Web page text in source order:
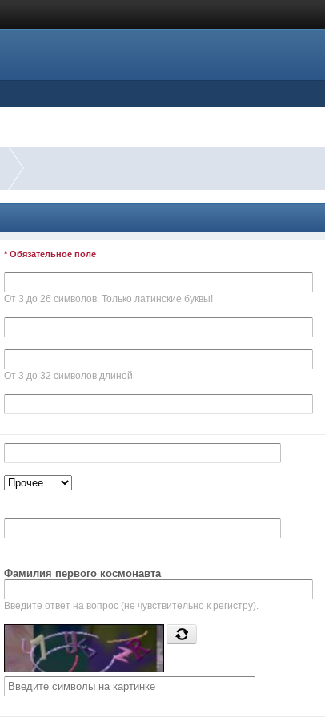
* Обязательное поле
От 3 до 26 символов. Только латинские буквы!
От 3 до 32 символов длиной
Фамилия первого космонавта
Введите ответ на вопрос (не чувствительно к регистру).